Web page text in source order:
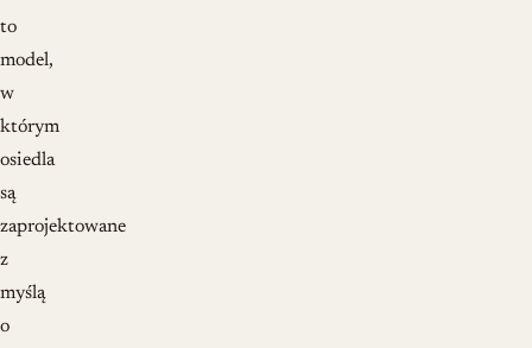
to
model,
w
którym
osiedla
są
zaprojektowane
z
myślą
o